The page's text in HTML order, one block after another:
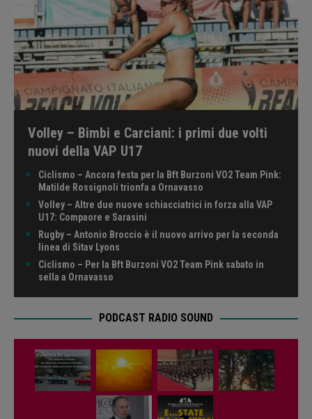
Volley – Bimbi e Carciani: i primi due volti
nuovi della VAP U17
Ciclismo – Ancora festa per la Bft Burzoni VO2 Team Pink:
Matilde Rossignoli trionfa a Ornavasso
Volley – Altre due nuove schiacciatrici in forza alla VAP
U17: Compaore e Sarasini
Rugby – Antonio Broccio è il nuovo arrivo per la seconda
linea di Sitav Lyons
Ciclismo – Per la Bft Burzoni VO2 Team Pink sabato in
sella a Ornavasso
PODCAST RADIO SOUND